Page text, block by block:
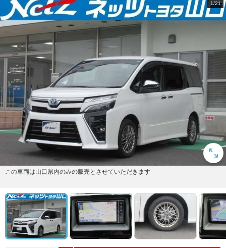
1/21
この車両は山口県内のみの販売とさせていただきます